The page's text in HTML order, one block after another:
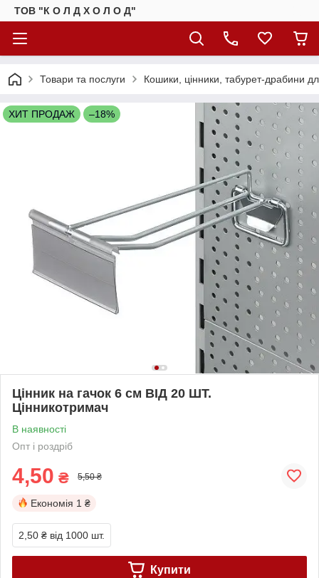
ТОВ "К О Л Д Х О Л О Д"
Товари та послуги Кошики, цінники, табурет-драбини
ХИТ ПРОДАЖ –18%
Цінник на гачок 6 см ВІД 20 ШТ.
Цінникотримач
В наявності
Опт і роздріб
4,50 ₴ 5,50 ₴
Економія 1 ₴
2,50 ₴ від 1000 шт.
Купити